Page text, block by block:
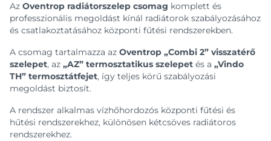
Az Oventrop radiátorszelep csomag komplett és
professzionális megoldást kínál radiátorok szabályozásához
és csatlakoztatásához központi fűtési rendszerekben.
A csomag tartalmazza az Oventrop „Combi 2” visszatérő
szelepet, az „AZ” termosztatikus szelepet és a „Vindo
TH” termosztátfejet, így teljes körű szabályozási
megoldást biztosít.
A rendszer alkalmas vízhőhordozós központi fűtési és
hűtési rendszerekhez, különösen kétcsöves radiátoros
rendszerekhez.